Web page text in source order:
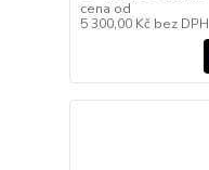
cena od
5 300,00 Kč bez DPH